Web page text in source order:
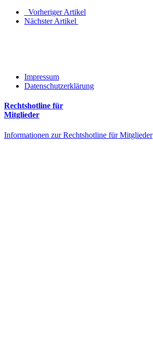
Vorheriger Artikel
Nächster Artikel
Impressum
Datenschutzerklärung
Rechtshotline für
Mitglieder
Informationen zur Rechtshotline für Mitglieder